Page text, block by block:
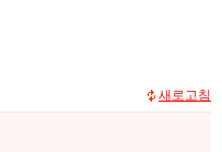
새로고침